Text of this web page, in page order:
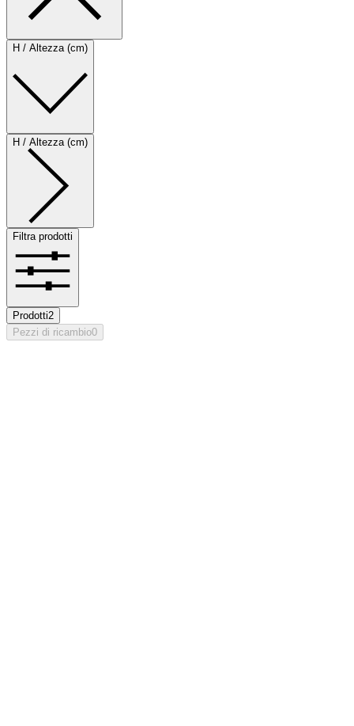
H / Altezza (cm)
H / Altezza (cm)
Filtra prodotti
Prodotti2
Pezzi di ricambio0